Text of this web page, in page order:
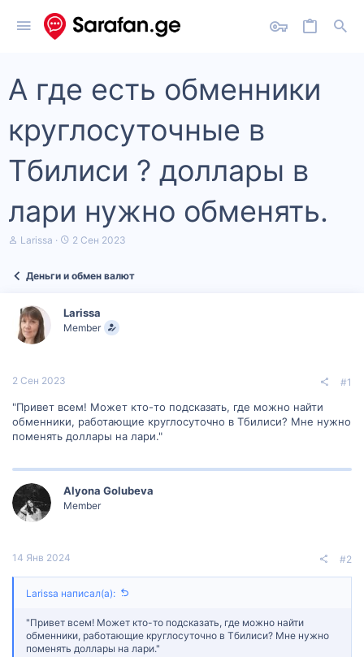
А где есть обменники
круглосуточные в
Тбилиси ? доллары в
лари нужно обменять.
А
е
м
ы
Larissa
Д
а
ч
а
2 Сен 2023
Деньги и обмен валют
Larissa
Member
2 Сен 2023 #1
"Привет всем! Может кто-то подсказать, где можно найти
обменники, работающие круглосуточно в Тбилиси? Мне нужно
поменять доллары на лари."
Alyona Golubeva
Member
14 Янв 2024 #2
Larissa написал(а):
"Привет всем! Может кто-то подсказать, где можно найти
обменники, работающие круглосуточно в Тбилиси? Мне нужно
поменять доллары на лари."